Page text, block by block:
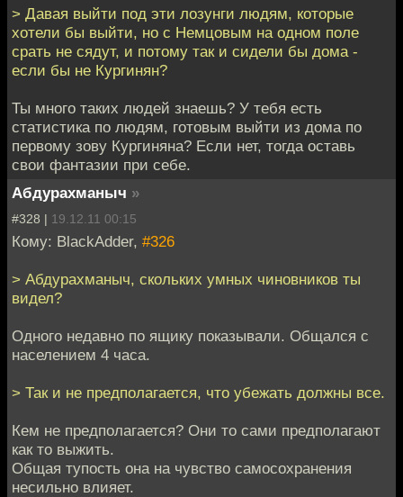
> Давая выйти под эти лозунги людям, которые
хотели бы выйти, но с Немцовым на одном поле
срать не сядут, и потому так и сидели бы дома -
если бы не Кургинян?
Ты много таких людей знаешь? У тебя есть
статистика по людям, готовым выйти из дома по
первому зову Кургиняна? Если нет, тогда оставь
свои фантазии при себе.
Абдурахманыч »
#328 | 19.12.11 00:15
Кому: BlackAdder, #326
> Абдурахманыч, скольких умных чиновников ты
видел?
Одного недавно по ящику показывали. Общался с
населением 4 часа.
> Так и не предполагается, что убежать должны все.
Кем не предполагается? Они то сами предполагают
как то выжить.
Общая тупость она на чувство самосохранения
несильно влияет.